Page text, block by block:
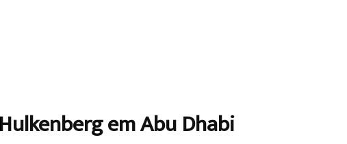
em Abu Dhabi